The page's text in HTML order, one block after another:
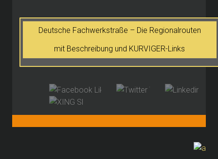
Deutsche Fachwerkstraße – Die Regionalrouten
mit Beschreibung und KURVIGER-Links